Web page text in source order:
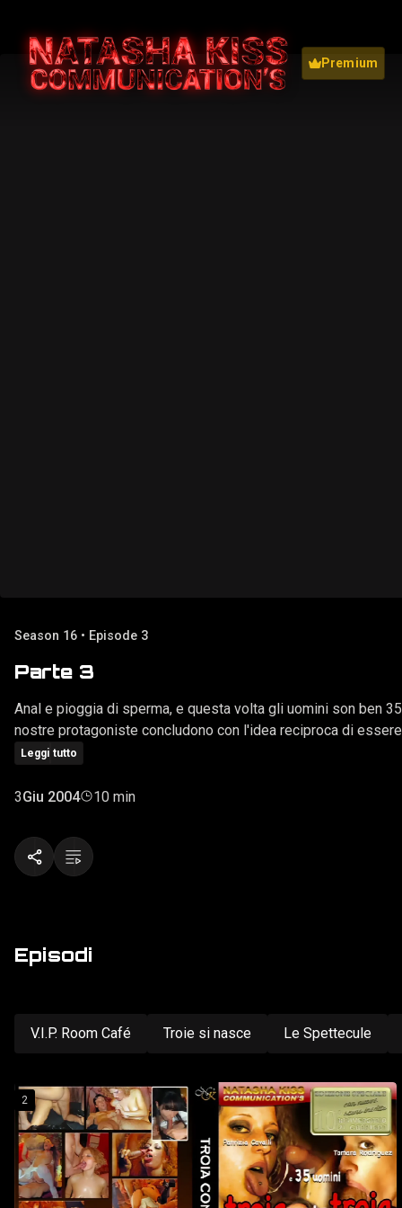
Premium
Season 16 • Episode 3
Parte 3
Anal e pioggia di sperma, e questa volta gli uomini son ben
nostre protagoniste concludono con l'idea reciproca di
Leggi tutto
3Giu 2004 10 min
Episodi
V.I.P. Room Café Troie si nasce Le Spettecule
2